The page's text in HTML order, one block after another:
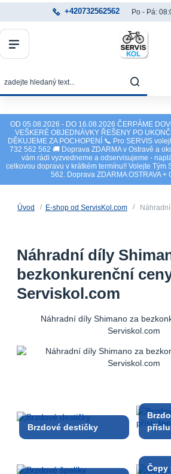
OD 05.08.2026 - DO 16.08.2026 ČERPÁME
VEŠKERÉ OBJEDNÁVKY ŘEŠENY PO
DĚKUJEME ZA POCHOPENÍ 📞 Pro SERVIS
732 562 562 🚚 Doprava ZDARMA v Ostravě a
vám rádi vyzvedneme a odservisujeme -
celkovou dopravu v krátkém termínu!! Volejte Tým
562. Doprava ZDARMA OSTRAVA +
+420732562562 Po - Pá:
Úvod E-shop od ServisKol.com
Náhradní díly
bezkonkurenční
Serviskol.com
Náhradní díly Shimano za
Serviskol.com
Brzdové destičky
Čepy